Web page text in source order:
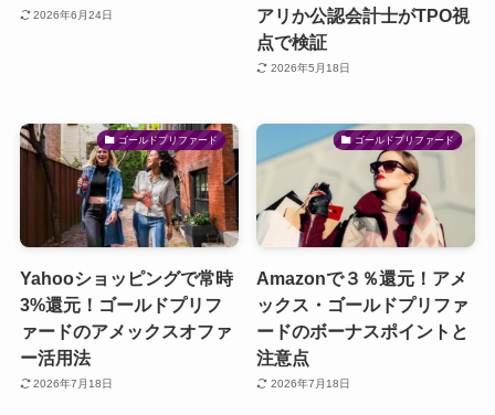
2026年6月24日
アリか公認会計士がTPO視
点で検証
2026年5月18日
ゴールドプリファード
Yahooショッピングで常時
3%還元！ゴールドプリフ
ァードのアメックスオファ
ー活用法
2026年7月18日
ゴールドプリファード
Amazonで３％還元！アメ
ックス・ゴールドプリファ
ードのボーナスポイントと
注意点
2026年7月18日